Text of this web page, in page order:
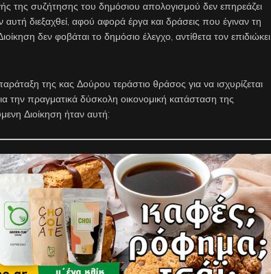
της συζήτησης του δημόσιου απολογισμού δεν επηρεάζει
αυτή διεξαχθεί, αφού αφορά έργα και δράσεις που έγιναν τη
δεν φοβάται το δημόσιο έλεγχο, αντίθετα τον επιδιώκει
της κας Δούρου τεράστιο θράσος για να ισχυρίζεται
την πραγματικά δύσκολη οικονομική κατάσταση της
Διοίκηση ήταν αυτή: